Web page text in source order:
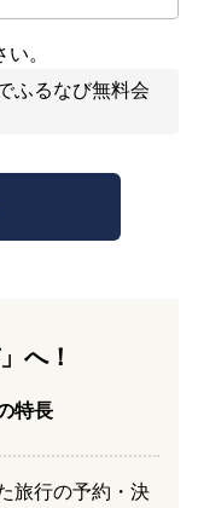
。
ふるなび無料会
へ！
特長
旅行の予約・決